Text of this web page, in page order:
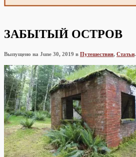
ЗАБЫТЫЙ ОСТРОВ
Выпущено на June 30, 2019 в Путешествия, Статьи.